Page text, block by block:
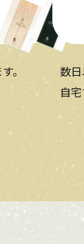
。
数
⾃